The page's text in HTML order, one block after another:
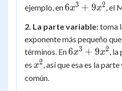
ejemplo, en6x^3
9x^2
6x3 + 9x2, el
2. La parte variable:toma
exponente más pequeño
términos. En6x^3
+
6x3 + 9x2, la
es x^2
x2, así que esa es la
común.